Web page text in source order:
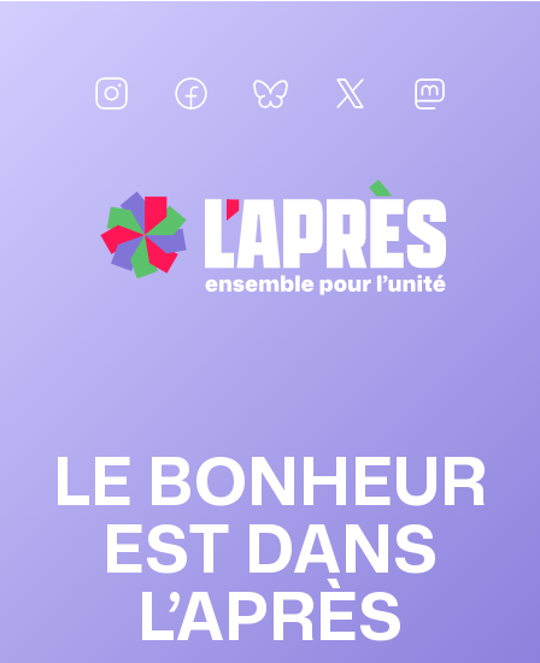
LE BONHEUR
EST DANS
L’APRÈS